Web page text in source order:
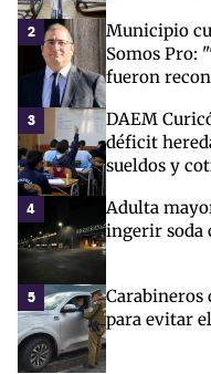
2
Municipio
Somos Pro:
fueron
3
DAEM
déficit
sueldos y
4
Adulta
ingerir soda
5
Carabineros
para evitar